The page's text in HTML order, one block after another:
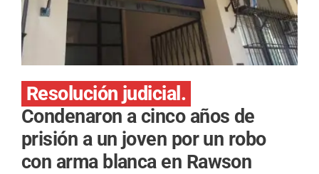
Resolución judicial.
Condenaron a cinco años de
prisión a un joven por un robo
con arma blanca en Rawson